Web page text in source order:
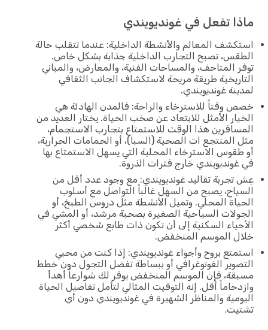
ماذا تفعل في غونديويندي
استكشف المعالم والأنشطة الداخلية: عندما تتقلب حالة
الطقس، تصبح التجارب الداخلية جذابة بشكل خاص.
توفر المتاحف، والمساحات الفنية، والمعارض، والمباني
التاريخية طريقة مريحة لاستكشاف الجانب الثقافي
لمدينة غونديويندي.
خصص وقتاً للاسترخاء والراحة: فالمدن الهادئة هي
الخيار الأمثل للابتعاد عن صخب الحياة. يختار العديد من
المسافرين هذا الوقت للاستمتاع بتجارب الاستجمام،
مثل المنتجع ات الصحية (السبا)، أو الحمامات الحرارية،
أو طقوس الاسترخاء المحلية التي يسهل الاستمتاع بها
في غونديويندي خارج فترات الذروة.
عِش تجربة تقاليد غونديويندي: مع وجود عدد أقل من
السياح، يصبح من السهل غالباً التواصل مع أسلوب
الحياة المحلي. وتميل الأنشطة مثل دروس الطبخ، أو
الجولات السياحية الصغيرة بصحبة مرشد، أو المشي في
الأحياء السكنية إلى أن تكون ذات طابع شخصي أكثر
خلال الموسم المنخفض.
استمتع بروح وأجواء غونديويندي: إذا كنت من محبي
التصوير الفوتوغرافي أو ببساطة تفضل التجول دون خطط
مسبقة، فإن الموسم المنخفض يوفر لك شوارعاً أهدأ
وازدحاماً أقل. إنه التوقيت المثالي لتأمل تفاصيل الحياة
اليومية والمناظر الشهيرة في غونديويندي دون أي
تشتيت.